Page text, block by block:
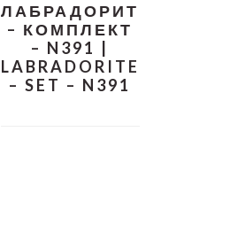
ЛАБРАДОРИТ
– КОМПЛЕКТ
– N391 |
LABRADORITE
– SET – N391